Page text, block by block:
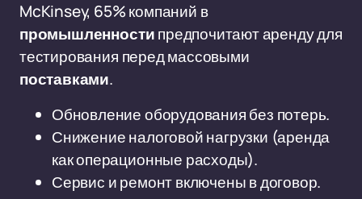
McKinsey, 65% компаний в
промышленностипредпочитают аренду для
тестирования перед массовыми
поставками.
Обновление оборудования без потерь.
Снижение налоговой нагрузки (аренда
как операционные расходы).
Сервис и ремонт включены в договор.